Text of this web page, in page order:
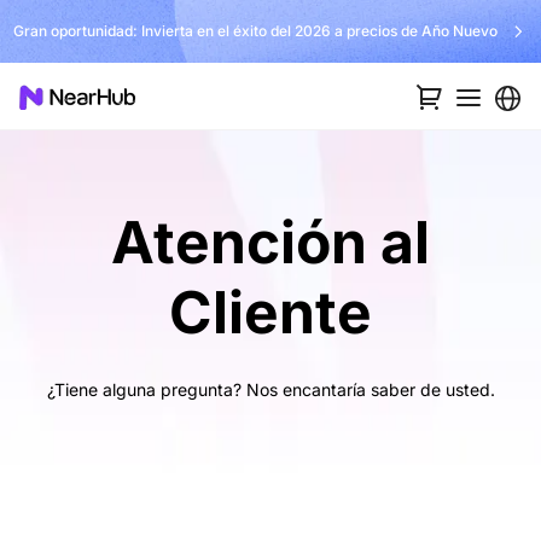
Gran oportunidad: Invierta en el éxito del 2026 a precios de Año Nuevo
Atención al
Cliente
¿Tiene alguna pregunta? Nos encantaría saber de usted.